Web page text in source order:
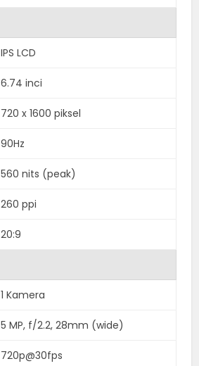
IPS LCD
6.74 inci
720 x 1600 piksel
90Hz
560 nits (peak)
260 ppi
20:9
1 Kamera
5 MP, f/2.2, 28mm (wide)
720p@30fps